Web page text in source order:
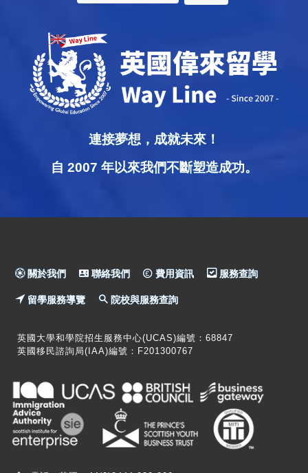
連接夢想，成就未來！
自 2007 年以來我們不斷塑造成功。
關於我們 聯絡我們 費用資訊 服務查詢
留學服務導覽 院校與服務查詢
英國大學和學院招生服務中心(UCAS)編號：68847
英國移民諮詢局(IAA)編號：F201300767